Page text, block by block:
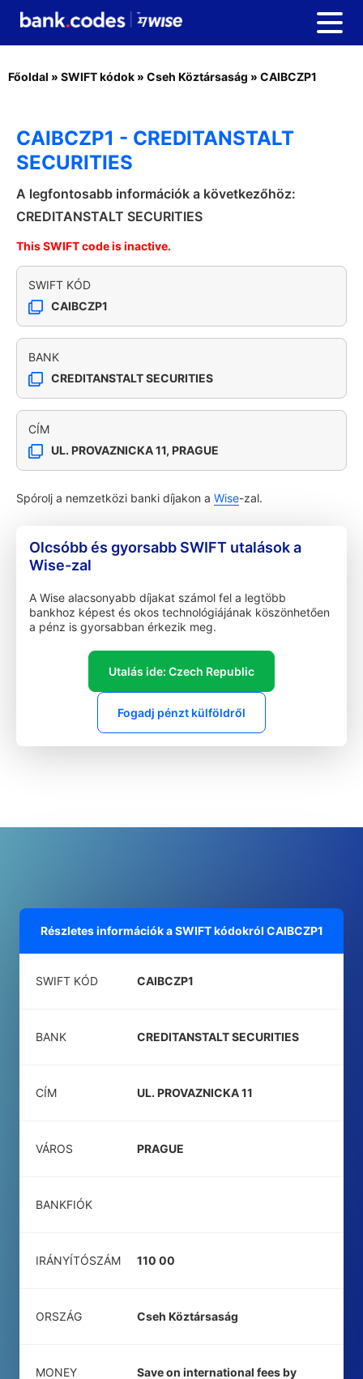
Főoldal » SWIFT kódok » Cseh Köztársaság » CAIBCZP1
CAIBCZP1 - CREDITANSTALT
SECURITIES
A legfontosabb információk a következőhöz:
CREDITANSTALT SECURITIES
This SWIFT code is inactive.
SWIFT KÓD
CAIBCZP1
BANK
CREDITANSTALT SECURITIES
CÍM
UL. PROVAZNICKA 11, PRAGUE
Spórolj a nemzetközi banki díjakon a Wise-zal.
Olcsóbb és gyorsabb SWIFT utalások a
Wise-zal
A Wise alacsonyabb díjakat számol fel a legtöbb
bankhoz képest és okos technológiájának köszönhetően
a pénz is gyorsabban érkezik meg.
Utalás ide: Czech Republic
Fogadj pénzt külföldről
Részletes információk a SWIFT kódokról CAIBCZP1
SWIFT KÓD CAIBCZP1
BANK CREDITANSTALT SECURITIES
CÍM UL. PROVAZNICKA 11
VÁROS PRAGUE
BANKFIÓK
IRÁNYÍTÓSZÁM 110 00
ORSZÁG Cseh Köztársaság
MONEY
Save on international fees by